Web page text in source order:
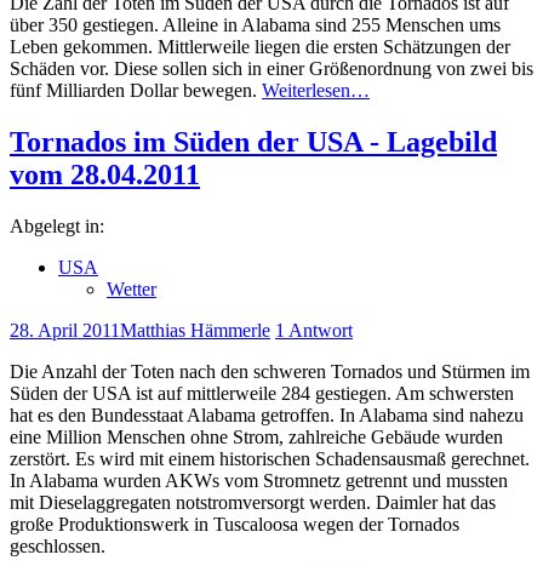
über 350 gestiegen. Alleine in Alabama sind 255 Menschen ums
Leben gekommen. Mittlerweile liegen die ersten Schätzungen der
Schäden vor. Diese sollen sich in einer Größenordnung von zwei bis
fünf Milliarden Dollar bewegen. Weiterlesen…
Tornados im Süden der USA - Lagebild
vom 28.04.2011
Abgelegt in:
USA
Wetter
28. April 2011Matthias Hämmerle 1 Antwort
Die Anzahl der Toten nach den schweren Tornados und Stürmen im
Süden der USA ist auf mittlerweile 284 gestiegen. Am schwersten
hat es den Bundesstaat Alabama getroffen. In Alabama sind nahezu
eine Million Menschen ohne Strom, zahlreiche Gebäude wurden
zerstört. Es wird mit einem historischen Schadensausmaß gerechnet.
In Alabama wurden AKWs vom Stromnetz getrennt und mussten
mit Dieselaggregaten notstromversorgt werden. Daimler hat das
große Produktionswerk in Tuscaloosa wegen der Tornados
geschlossen.